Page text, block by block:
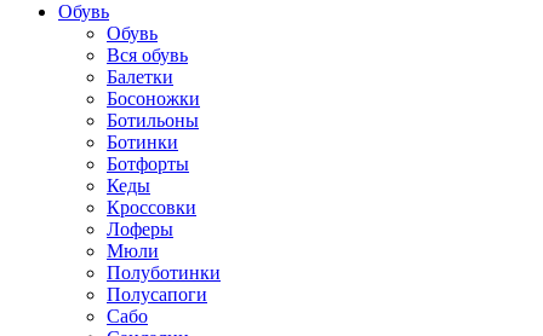
Обувь
Обувь
Вся обувь
Балетки
Босоножки
Ботильоны
Ботинки
Ботфорты
Кеды
Кроссовки
Лоферы
Мюли
Полуботинки
Полусапоги
Сабо